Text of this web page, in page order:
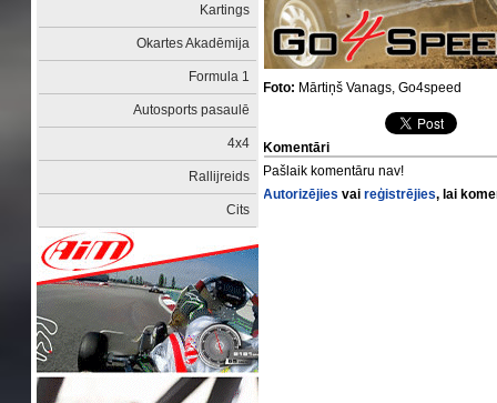
Kartings
Okartes Akadēmija
Formula 1
Autosports pasaulē
4x4
Rallijreids
Cits
Foto: Mārtiņš Vanags, Go4speed
Komentāri
Pašlaik komentāru nav!
Autorizējies vaireģistrējies, lai